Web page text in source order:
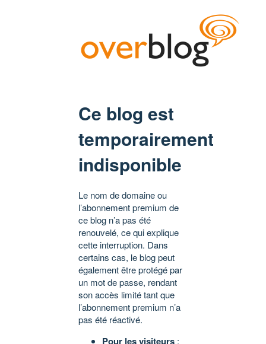
Ce blog est
temporairement
indisponible
Le nom de domaine ou
l’abonnement premium de
ce blog n’a pas été
renouvelé, ce qui explique
cette interruption. Dans
certains cas, le blog peut
également être protégé par
un mot de passe, rendant
son accès limité tant que
l’abonnement premium n’a
pas été réactivé.
Pour les visiteurs :